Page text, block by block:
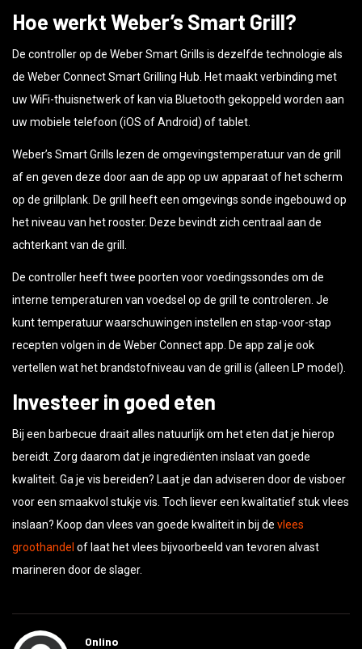
de Weber Connect Smart Grilling Hub. Het maakt verbinding met
uw WiFi-thuisnetwerk of kan via Bluetooth gekoppeld worden aan
uw mobiele telefoon (iOS of Android) of tablet.
af en geven deze door aan de app op uw apparaat of het scherm
op de grillplank. De grill heeft een omgevings sonde ingebouwd op
het niveau van het rooster. Deze bevindt zich centraal aan de
achterkant van de grill.
interne temperaturen van voedsel op de grill te controleren. Je
kunt temperatuur waarschuwingen instellen en stap-voor-stap
recepten volgen in de Weber Connect app. De app zal je ook
vertellen wat het brandstofniveau van de grill is (alleen LP model).
bereidt. Zorg daarom dat je ingrediënten inslaat van goede
kwaliteit. Ga je vis bereiden? Laat je dan adviseren door de visboer
voor een smaakvol stukje vis. Toch liever een kwalitatief stuk vlees
inslaan? Koop dan vlees van goede kwaliteit in bij devlees
groothandelof laat het vlees bijvoorbeeld van tevoren alvast
marineren door de slager.